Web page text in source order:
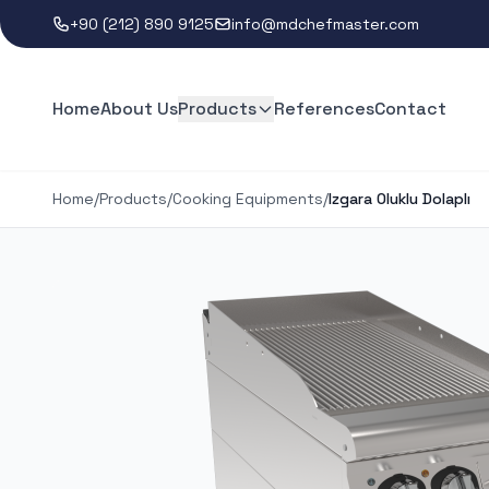
+90 (212) 890 9125 info@mdchefmaster.com
HomeAbout UsProducts ReferencesContact
Home/Products/Cooking Equipments/Izgara Oluklu Dolaplı